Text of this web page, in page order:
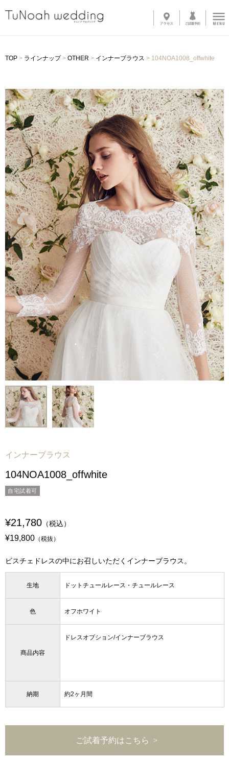
- ウェディングドレス - カラードレス
- タキシード - インナーブラウス
- オプショントレーン - ベール
- グローブ - その他アイテム
About
- サロン紹介 - ドレスへのこだわり
System
- 購入の流れ - カラーオーダー・デザイン変更
- ご自宅試着 - よくある質問
Voice
- フォトギャラリー - 先輩カップルレポート
- お役立ちコラム
Contact
- ご試着予約
- お問い合わせ
TOP > ラインナップ> OTHER > インナーブラウス > 104NOA1008_offwhite
インナーブラウス
104NOA1008_offwhite
自宅試着可
¥21,780 （税込）
¥19,800 （税抜）
ビスチェドレスの中にお召しいただくインナーブラウス。
生地 ドットチュールレース・チュールレース
色 オフホワイト
商品内容
ドレスオプション/インナーブラウス
納期 約2ヶ月間
ご試着予約はこちら